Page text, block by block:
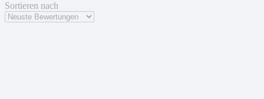
Sortieren nach